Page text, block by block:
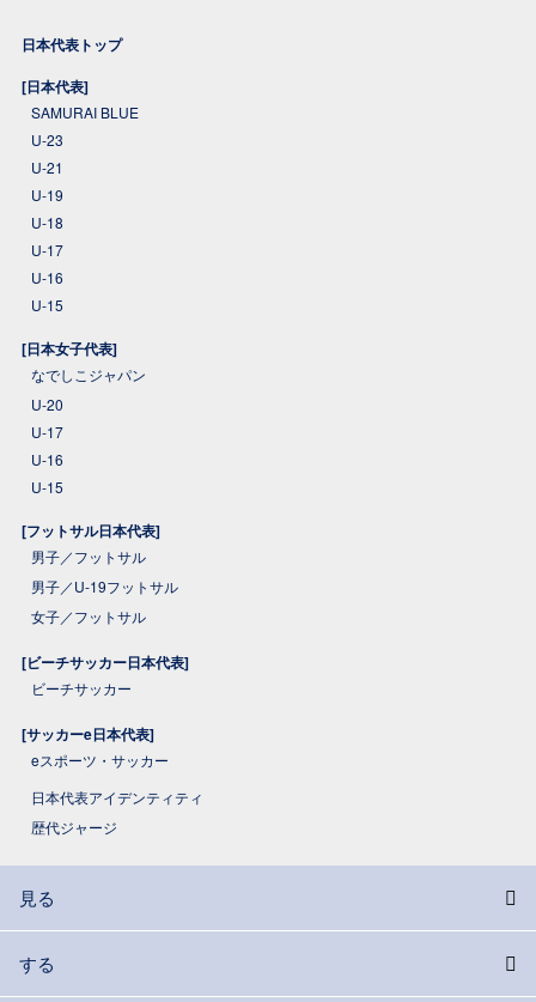
日本代表トップ
[日本代表]
SAMURAI BLUE
U-23
U-21
U-19
U-18
U-17
U-16
U-15
[日本女子代表]
なでしこジャパン
U-20
U-17
U-16
U-15
[フットサル日本代表]
男子／フットサル
男子／U-19フットサル
女子／フットサル
[ビーチサッカー日本代表]
ビーチサッカー
[サッカーe日本代表]
eスポーツ・サッカー
日本代表アイデンティティ
歴代ジャージ
見る
する